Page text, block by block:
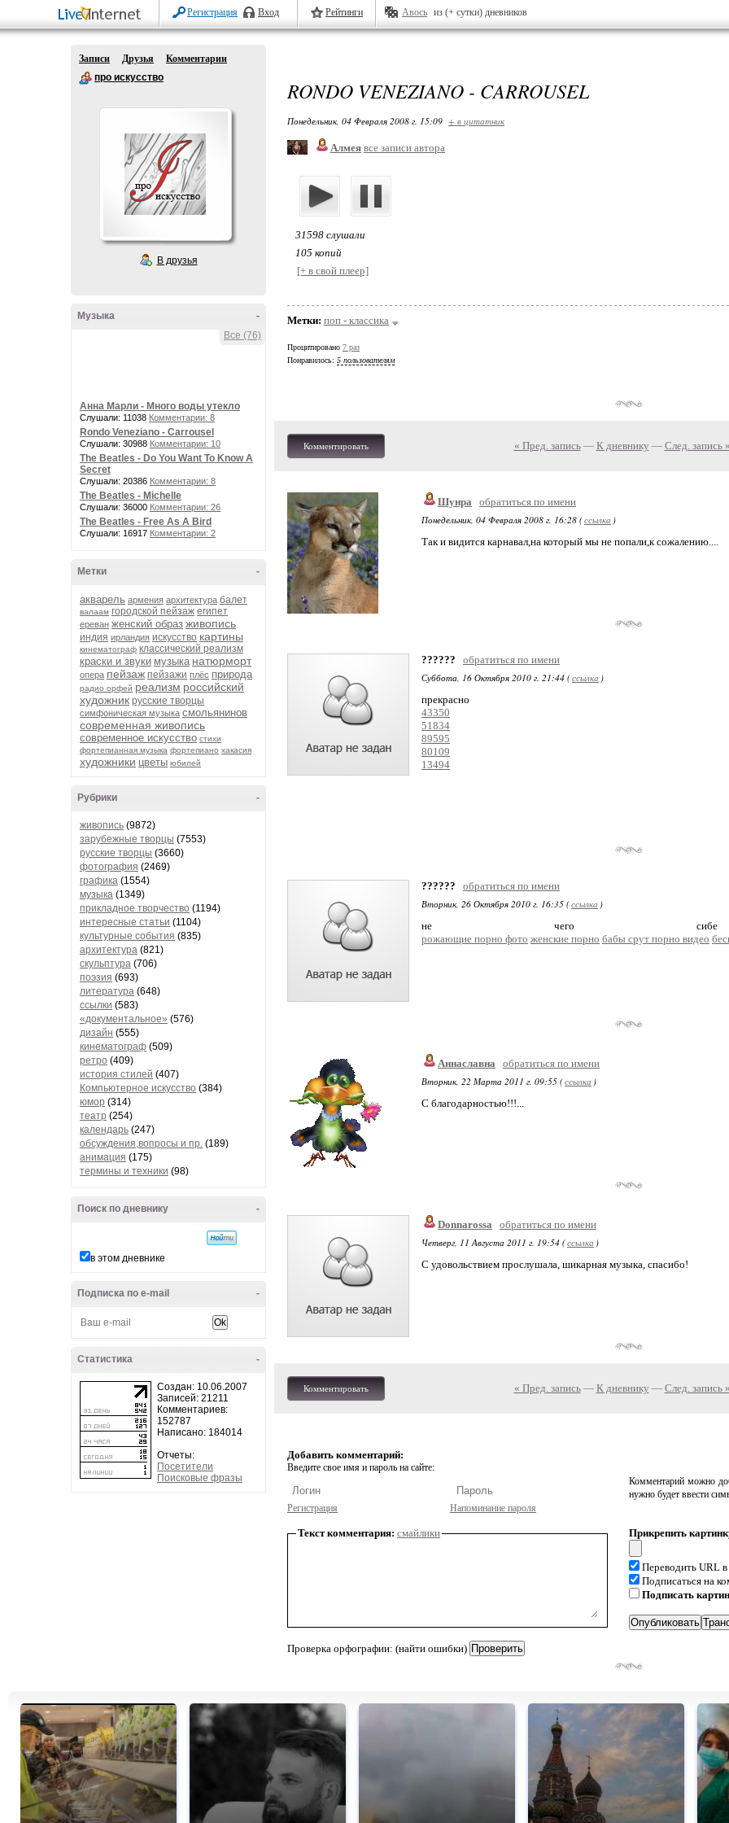
Регистрация Вход Рейтинги Авось из (+ сутки) дневников
Записи Друзья
Комментарии
про искусство
В друзья
-
Музыка
Все (76)
Анна Марли - Много воды утекло
Слушали: 11038 Комментарии: 8
Rondo Veneziano - Carrousel
Слушали: 30988 Комментарии: 10
The Beatles - Do You Want To Know A
Secret
Слушали: 20386 Комментарии: 8
The Beatles - Michelle
Слушали: 36000 Комментарии: 26
The Beatles - Free As A Bird
Слушали: 16917 Комментарии: 2
-
Метки
акварель армения архитектура балет
валаам городской пейзаж египет
ереван женский образ живопись
индия ирландия искусство картины
кинематограф классический реализм
краски и звуки музыка натюрморт
опера пейзаж пейзажи плёс природа
радио орфей реализм российский
художник русские творцы
симфоническая музыка смольянинов
современная живопись
современное искусство стихи
фортепианная музыка фортепиано хакасия
художники цветы юбилей
-
Рубрики
живопись (9872)
зарубежные творцы (7553)
русские творцы (3660)
фотография (2469)
графика (1554)
музыка (1349)
прикладное творчество (1194)
интересные статьи (1104)
культурные события (835)
архитектура (821)
скульптура (706)
поэзия (693)
литература (648)
ссылки (583)
«документальное» (576)
дизайн (555)
кинематограф (509)
ретро (409)
история стилей (407)
Компьютерное искусство (384)
юмор (314)
театр (254)
календарь (247)
обсуждения,вопросы и пр. (189)
анимация (175)
термины и техники (98)
-
Поиск по дневнику
в этом дневнике
-
Подписка по e-mail
-
Статистика
Создан: 10.06.2007
Записей: 21211
Комментариев:
152787
Написано: 184014
Отчеты:
Посетители
Поисковые фразы
RONDO VENEZIANO - CARROUSEL
Понедельник, 04 Февраля 2008 г. 15:09 + в цитатник
Алмея все записи автора
31598 слушали
105 копий
[+ в свой плеер]
Метки: поп - классика
Процитировано 7 раз
Понравилось: 5 пользователям
Комментировать « Пред. запись— К дневнику — След. запись »
Шунра
обратиться по имени
Понедельник, 04 Февраля 2008 г. 16:28 (ссылка )
Так и видится карнавал,на который мы не попали,к сожалению....
??????
обратиться по имени
Суббота, 16 Октября 2010 г. 21:44 (ссылка )
43350
51834
89595
80109
13494
??????
обратиться по имени
Вторник, 26 Октября 2010 г. 16:35 (ссылка )
не чего
рожающие порно фото женские порно бабы срут порно видео
Аннаславна
обратиться по имени
Вторник, 22 Марта 2011 г. 09:55 (ссылка )
С благодарностью!!!...
Donnarossa
обратиться по имени
Четверг, 11 Августа 2011 г. 19:54 (ссылка )
С удовольствием прослушала, шикарная музыка, спасибо!
Комментировать « Пред. запись— К дневнику — След. запись »
Добавить комментарий:
Введите свое имя и пароль на сайте:
Регистрация Напоминание пароля
Комментарий можно
нужно будет ввести
Текст комментария: смайлики
Проверка орфографии: (найти ошибки)
Прикрепить
Переводить URL
Подписаться на
Подписать